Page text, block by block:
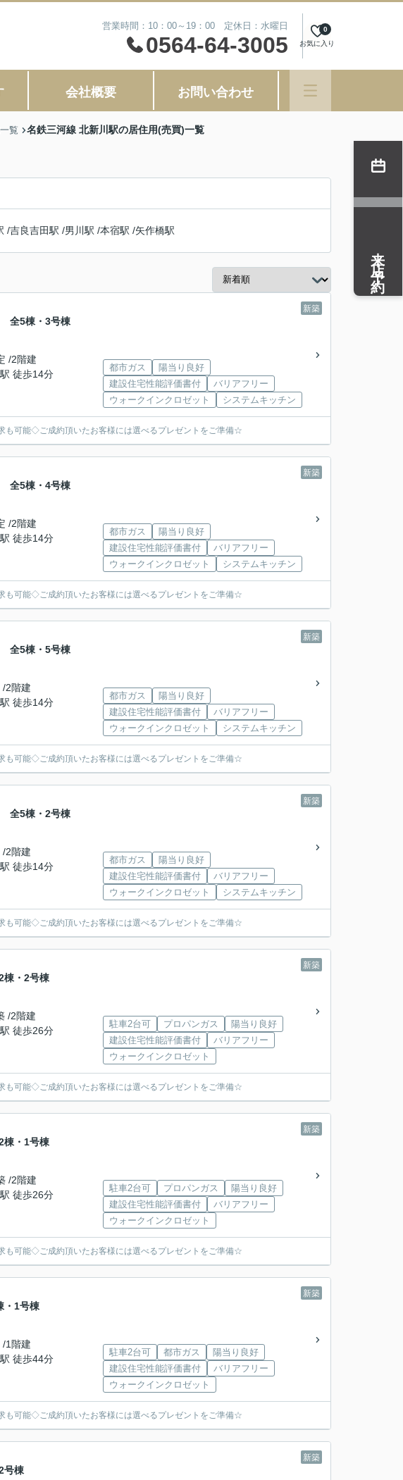
営業時間：10：00～19：00 定休日：水曜日
0564-64-3005 お気に入り
0
会社概要 お問い合わせ
覧 名鉄三河線 北新川駅の居住用(売買)一覧
/吉良吉田駅 /男川駅 /本宿駅 /矢作橋駅
新築
全5棟・3号棟
/2階建
駅 徒歩14分
都市ガス
陽当り良好
建設住宅性能評価書付
バリアフリー
ウォークインクロゼット
システムキッチン
可能◇ご成約頂いたお客様には選べるプレゼントをご準備☆
新築
全5棟・4号棟
/2階建
駅 徒歩14分
都市ガス
陽当り良好
建設住宅性能評価書付
バリアフリー
ウォークインクロゼット
システムキッチン
可能◇ご成約頂いたお客様には選べるプレゼントをご準備☆
新築
全5棟・5号棟
2階建
駅 徒歩14分
都市ガス
陽当り良好
建設住宅性能評価書付
バリアフリー
ウォークインクロゼット
システムキッチン
可能◇ご成約頂いたお客様には選べるプレゼントをご準備☆
新築
全5棟・2号棟
2階建
駅 徒歩14分
都市ガス
陽当り良好
建設住宅性能評価書付
バリアフリー
ウォークインクロゼット
システムキッチン
可能◇ご成約頂いたお客様には選べるプレゼントをご準備☆
新築
・2号棟
/2階建
駅 徒歩26分
駐車2台可 プロパンガス
陽当り良好
建設住宅性能評価書付
バリアフリー
ウォークインクロゼット
可能◇ご成約頂いたお客様には選べるプレゼントをご準備☆
新築
・1号棟
/2階建
駅 徒歩26分
駐車2台可 プロパンガス
陽当り良好
建設住宅性能評価書付
バリアフリー
ウォークインクロゼット
可能◇ご成約頂いたお客様には選べるプレゼントをご準備☆
新築
1号棟
1階建
駅 徒歩44分
駐車2台可 都市ガス
陽当り良好
建設住宅性能評価書付
バリアフリー
ウォークインクロゼット
可能◇ご成約頂いたお客様には選べるプレゼントをご準備☆
新築
号棟
来店予約